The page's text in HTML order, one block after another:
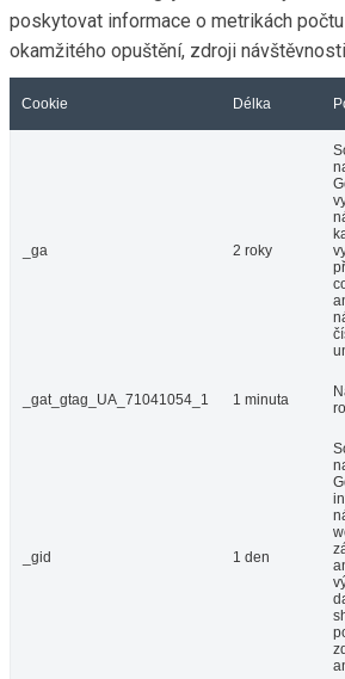
poskytovat informace o metrikách
okamžitého opuštění, zdroji
Cookie Délka
_ga 2 roky
_gat_gtag_UA_71041054_1 1 minuta
_gid 1 den